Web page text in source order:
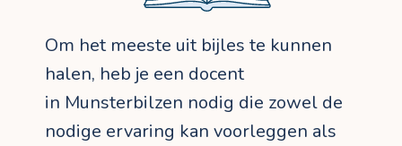
Om het meeste uit bijles te kunnen
halen, heb je een docent
in Munsterbilzen nodig die zowel de
nodige ervaring kan voorleggen als